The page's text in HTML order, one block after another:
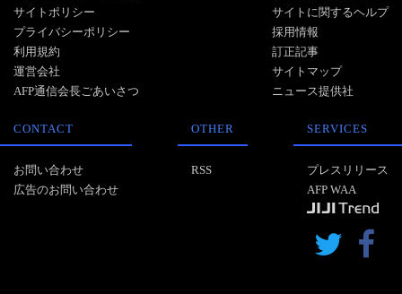
サイトポリシー
プライバシーポリシー
利用規約
運営会社
AFP通信会長ごあいさつ
サイトに関するヘルプ
採用情報
訂正記事
サイトマップ
ニュース提供社
CONTACT
お問い合わせ
広告のお問い合わせ
OTHER
RSS
SERVICES
プレスリリース
AFP WAA